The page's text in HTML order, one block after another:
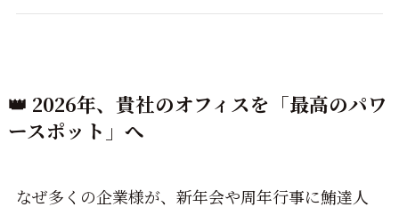
👑 2026年、貴社のオフィスを「最高のパワ
ースポット」へ
なぜ多くの企業様が、新年会や周年行事に鮪達人